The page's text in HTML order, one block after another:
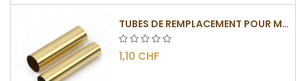
TUBES DE REMPLACEMENT POUR MÉCANISMES SLIMLINE
1,10 CHF